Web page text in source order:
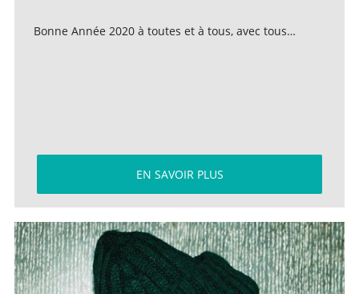
Bonne Année 2020 à toutes et à tous, avec tous…
EN SAVOIR PLUS